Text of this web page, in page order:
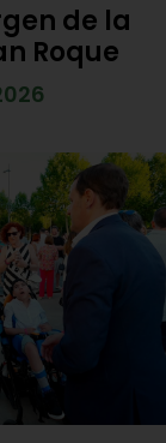
de la
Roque